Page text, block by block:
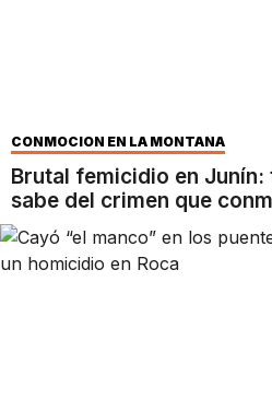
CONMOCIÓN EN LA MONTAÑA
Brutal femicidio en Junín:
sabe del crimen que